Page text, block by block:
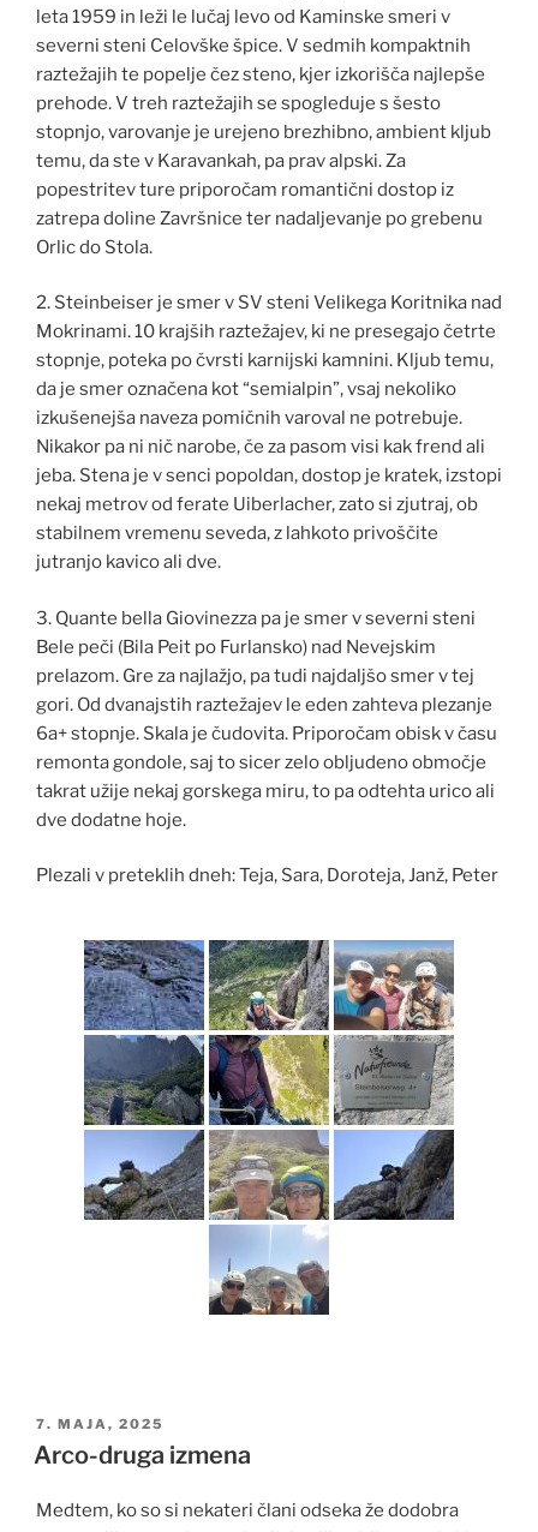
leta 1959 in leži le lučaj levo od Kaminske smeri v
severni steni Celovške špice. V sedmih kompaktnih
raztežajih te popelje čez steno, kjer izkorišča najlepše
prehode. V treh raztežajih se spogleduje s šesto
stopnjo, varovanje je urejeno brezhibno, ambient kljub
temu, da ste v Karavankah, pa prav alpski. Za
popestritev ture priporočam romantični dostop iz
zatrepa doline Završnice ter nadaljevanje po grebenu
Orlic do Stola.
2. Steinbeiser je smer v SV steni Velikega Koritnika nad
Mokrinami. 10 krajših raztežajev, ki ne presegajo četrte
stopnje, poteka po čvrsti karnijski kamnini. Kljub temu,
da je smer označena kot “semialpin”, vsaj nekoliko
izkušenejša naveza pomičnih varoval ne potrebuje.
Nikakor pa ni nič narobe, če za pasom visi kak frend ali
jeba. Stena je v senci popoldan, dostop je kratek, izstopi
nekaj metrov od ferate Uiberlacher, zato si zjutraj, ob
stabilnem vremenu seveda, z lahkoto privoščite
jutranjo kavico ali dve.
3. Quante bella Giovinezza pa je smer v severni steni
Bele peči (Bila Peit po Furlansko) nad Nevejskim
prelazom. Gre za najlažjo, pa tudi najdaljšo smer v tej
gori. Od dvanajstih raztežajev le eden zahteva plezanje
6a+ stopnje. Skala je čudovita. Priporočam obisk v času
remonta gondole, saj to sicer zelo obljudeno območje
takrat užije nekaj gorskega miru, to pa odtehta urico ali
dve dodatne hoje.
Plezali v preteklih dneh: Teja, Sara, Doroteja, Janž, Peter
OBJAVLJENO
DNE
7. MAJA, 2025
Arco-druga izmena
Medtem, ko so si nekateri člani odseka že dodobra